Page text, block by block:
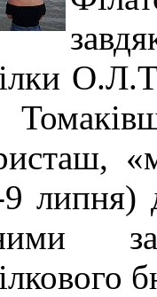
липня)